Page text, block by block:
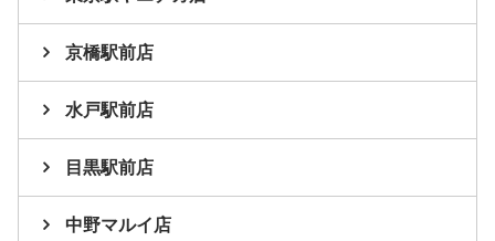
京橋駅前店
水戸駅前店
目黒駅前店
中野マルイ店